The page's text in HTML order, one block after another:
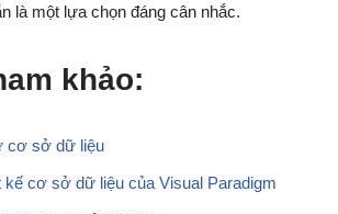
là một lựa chọn đáng cân nhắc.
khảo:
cơ sở dữ liệu
kế cơ sở dữ liệu của Visual Paradigm